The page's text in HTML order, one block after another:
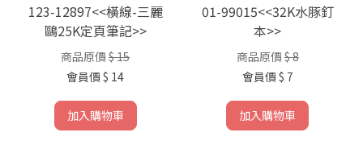
123-12897<<橫線-三麗
鷗25K定頁筆記>>
商品原價 $ 15
會員價 $ 14
加入購物車
01-99015<<32K水豚釘
本>>
商品原價 $ 8
會員價 $ 7
加入購物車